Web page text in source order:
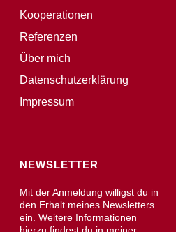
Kooperationen
Referenzen
Über mich
Datenschutzerklärung
Impressum
NEWSLETTER
Mit der Anmeldung willigst du in
den Erhalt meines Newsletters
ein. Weitere Informationen